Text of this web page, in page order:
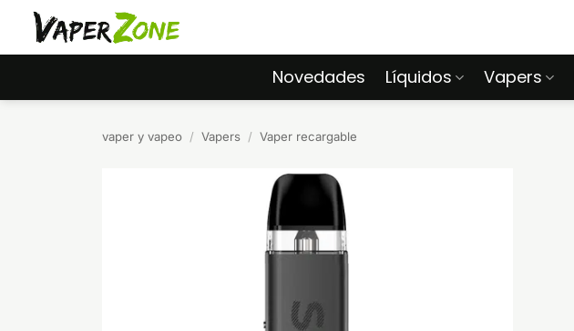
Saltar
contenido
Novedades Líquidos Vapers
vaper y vapeo / Vapers / Vaper recargable